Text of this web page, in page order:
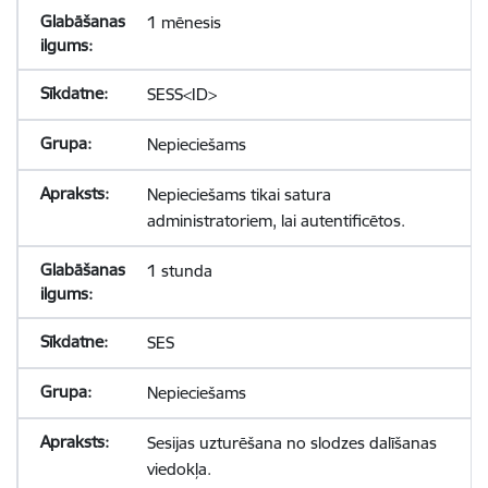
1 mēnesis
SESS<ID>
Nepieciešams
Nepieciešams tikai satura
administratoriem, lai autentificētos.
1 stunda
SES
Nepieciešams
Sesijas uzturēšana no slodzes dalīšanas
viedokļa.